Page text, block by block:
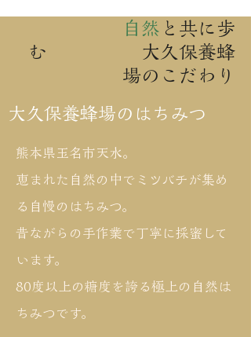
自然 と共に歩
む 大久保養蜂
場のこだわり
大久保養蜂場のはちみつ
熊本県玉名市天水。
恵まれた自然の中でミツバチが集め
る自慢のはちみつ。
昔ながらの手作業で丁寧に採蜜して
います。
80度以上の糖度を誇る極上の自然は
ちみつです。